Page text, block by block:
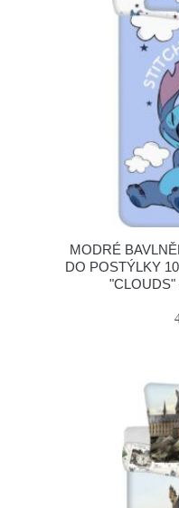
MODRÉ
DO POSTÝLKY
"CLOUDS"